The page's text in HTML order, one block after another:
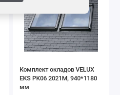
Комплект окладов VELUX
EKS PK06 2021M, 940*1180
мм